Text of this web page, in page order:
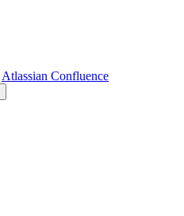
Atlassian Confluence